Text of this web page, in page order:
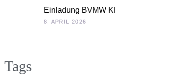
Einladung BVMW KI
Roadshow 2026: KI
8. APRIL 2026
Tags